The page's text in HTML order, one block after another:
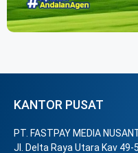
KANTOR PUSAT
PT. FASTPAY MEDIA
Jl. Delta Raya Utara Kav